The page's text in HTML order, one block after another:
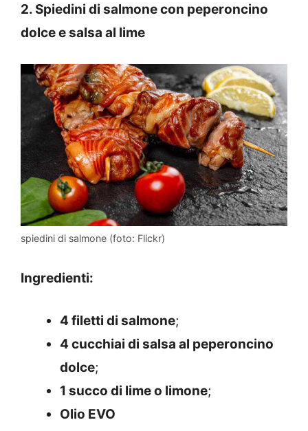
2. Spiedini di salmone con peperoncino
dolce e salsa al lime
spiedini di salmone (foto: Flickr)
Ingredienti:
4 filetti di salmone;
4 cucchiai di salsa al peperoncino
dolce;
1 succo di lime o limone;
Olio EVO